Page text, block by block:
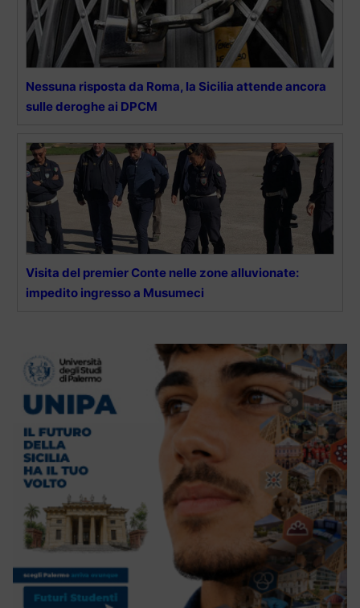
Nessuna risposta da Roma, la Sicilia attende ancora
sulle deroghe ai DPCM
Visita del premier Conte nelle zone alluvionate:
impedito ingresso a Musumeci